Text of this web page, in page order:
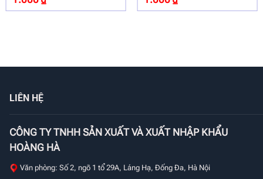
LIÊN HỆ
CÔNG TY TNHH SẢN XUẤT VÀ XUẤT NHẬP KHẨU
HOÀNG HÀ
Văn phòng: Số 2, ngõ 1 tổ 29A, Láng Hạ, Đống Đa, Hà Nội